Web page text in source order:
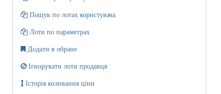
Пошук по лотах користувача
Лоти по параметрах
Додати в обране
Ігнорувати лоти продавця
Історія коливання ціни